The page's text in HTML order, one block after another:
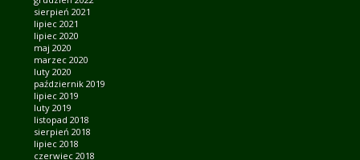
sierpień 2021
lipiec 2021
lipiec 2020
maj 2020
marzec 2020
luty 2020
październik 2019
lipiec 2019
luty 2019
listopad 2018
sierpień 2018
lipiec 2018
czerwiec 2018